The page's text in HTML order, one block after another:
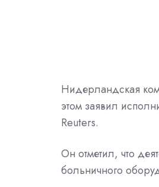
Нидерландская
этом заявил
Reuters.
Он отметил, что
больничного